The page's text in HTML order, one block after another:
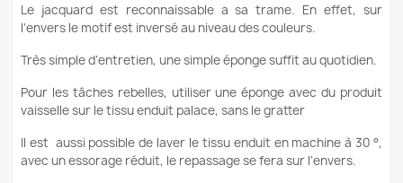
Le jacquard est reconnaissable a sa trame. En effet, sur
l'envers le motif est inversé au niveau des couleurs.
Très simple d’entretien, une simple éponge suffit au quotidien.
Pour les tâches rebelles, utiliser une éponge avec du produit
vaisselle sur le tissu enduit palace, sans le gratter
Il est aussi possible de laver le tissu enduit en machine à 30 °,
avec un essorage réduit, le repassage se fera sur l’envers.